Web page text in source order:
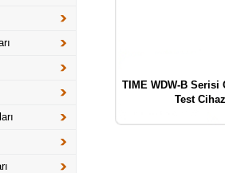
TIME WDW-B Serisi
Test